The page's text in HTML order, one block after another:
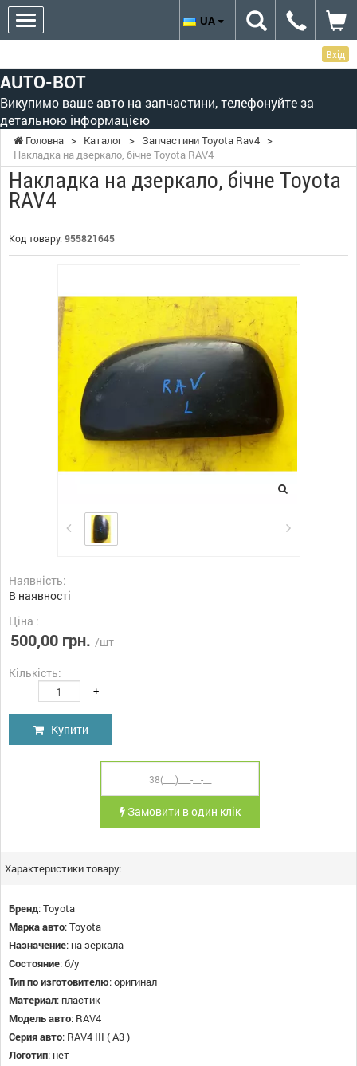
Вхід
AUTO-BOT
Викупимо ваше авто на запчастини, телефонуйте за
детальною інформацією
UA
Головна > Каталог > Запчастини Toyota Rav4 >
Накладка на дзеркало, бічне Toyota RAV4
Накладка на дзеркало, бічне Toyota
RAV4
Код товару: 955821645
Наявність:
В наявності
Ціна :
500,00 грн. /шт
Кількість:
- +
Купити
Замовити в один клік
Характеристики товару:
Бренд:Toyota
Марка авто:Toyota
Назначение: на зеркала
Состояние:б/у
Тип по изготовителю:оригинал
Материал: пластик
Модель авто: RAV4
Серия авто: RAV4 III ( A3 )
Логотип: нет